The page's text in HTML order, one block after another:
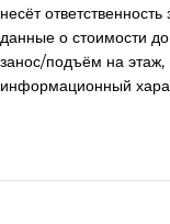
несёт
данные о стоимости
занос/подъём на этаж,
информационный